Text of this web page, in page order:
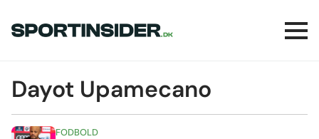
Dayot Upamecano
FODBOLD